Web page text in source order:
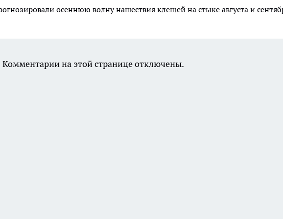
осеннюю волну нашествия клещей на стыке августа и
Комментарии на этой странице отключены.